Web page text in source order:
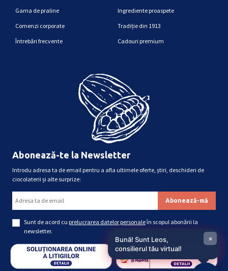
Gama de praline
Comenzi corporate
Întrebări frecvente
Ingrediente proaspete
Tradiție din 1913
Cadouri premium
Abonează-te la Newsletter
Introdu adresa ta de email pentru a afla ultimele oferte, știri, deschideri de
ciocolaterii și alte surprize:
Sunt de acord cu prelucrarea datelor personaleîn scopul abonării la
newsletter.
Bună! Sunt Leos,
consilierul tău virtual!
×